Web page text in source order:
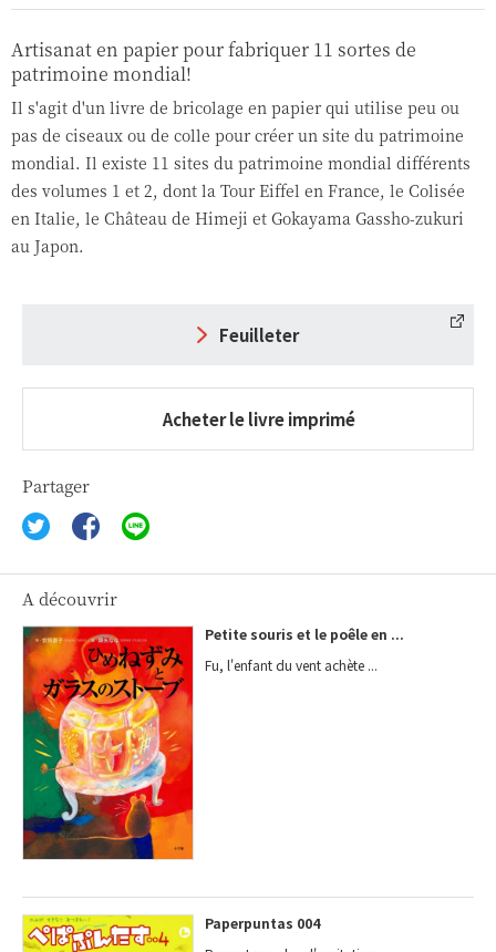
Artisanat en papier pour fabriquer 11 sortes de
patrimoine mondial!
Il s'agit d'un livre de bricolage en papier qui utilise peu ou
pas de ciseaux ou de colle pour créer un site du patrimoine
mondial. Il existe 11 sites du patrimoine mondial différents
des volumes 1 et 2, dont la Tour Eiffel en France, le Colisée
en Italie, le Château de Himeji et Gokayama Gassho-zukuri
au Japon.
Feuilleter
Acheter le livre imprimé
Partager
A découvrir
Petite souris et le poêle en ...
Fu, l'enfant du vent achète ...
Paperpuntas 004